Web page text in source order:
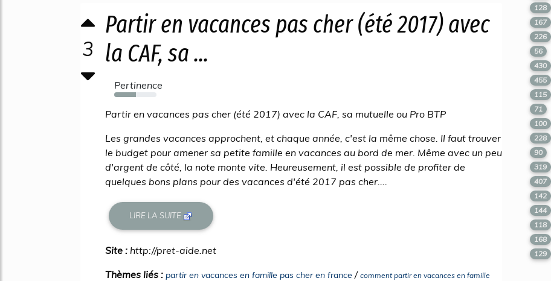
3
Partir en vacances pas cher (été 2017) avec
la CAF, sa ...
Pertinence
52%
Partir en vacances pas cher (été 2017) avec la CAF, sa mutuelle ou Pro BTP
Les grandes vacances approchent, et chaque année, c'est la même chose. Il faut trouver
le budget pour amener sa petite famille en vacances au bord de mer. Même avec un peu
d'argent de côté, la note monte vite. Heureusement, il est possible de profiter de
quelques bons plans pour des vacances d'été 2017 pas cher....
LIRE LA SUITE
Site : http://pret-aide.net
Thèmes liés : partir en vacances en famille pas cher en france / comment partir en vacances en famille
128
167
226
56
430
455
115
71
100
228
90
319
407
142
144
118
168
129